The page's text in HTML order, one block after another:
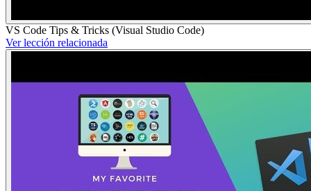
VS Code Tips & Tricks (Visual Studio Code)
Ver lección relacionada